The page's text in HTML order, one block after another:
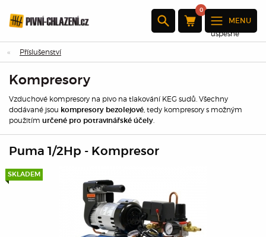
0
Produkt byl
úspěšně
přidán do
MENU
Příslušenství
Kompresory
Vzduchové kompresory na pivo na tlakování KEG sudů. Všechny
dodávané jsou kompresory bezolejové, tedy kompresory s možným
použitím určené pro potravinářské účely.
Puma 1/2Hp - Kompresor
SKLADEM